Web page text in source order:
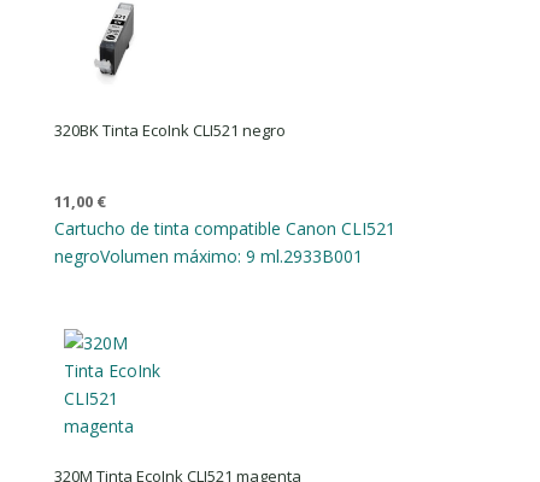
320BK Tinta EcoInk CLI521 negro
11,00 €
Cartucho de tinta compatible Canon CLI521
negroVolumen máximo: 9 ml.2933B001
320M Tinta EcoInk CLI521 magenta